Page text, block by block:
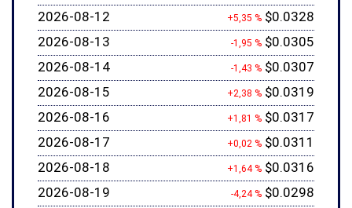
2026-08-12
+5,35 % $0.0328
2026-08-13
-1,95 % $0.0305
2026-08-14
-1,43 % $0.0307
2026-08-15
+2,38 % $0.0319
2026-08-16
+1,81 % $0.0317
2026-08-17
+0,02 % $0.0311
2026-08-18
+1,64 % $0.0316
2026-08-19
-4,24 % $0.0298